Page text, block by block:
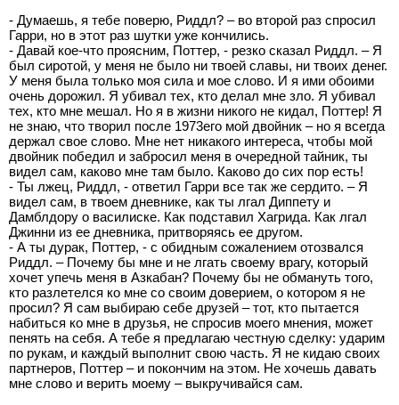
- Думаешь, я тебе поверю, Риддл? – во второй раз спросил
Гарри, но в этот раз шутки уже кончились.
- Давай кое-что проясним, Поттер, - резко сказал Риддл. – Я
был сиротой, у меня не было ни твоей славы, ни твоих денег.
У меня была только моя сила и мое слово. И я ими обоими
очень дорожил. Я убивал тех, кто делал мне зло. Я убивал
тех, кто мне мешал. Но я в жизни никого не кидал, Поттер! Я
не знаю, что творил после 1973его мой двойник – но я всегда
держал свое слово. Мне нет никакого интереса, чтобы мой
двойник победил и забросил меня в очередной тайник, ты
видел сам, каково мне там было. Каково до сих пор есть!
- Ты лжец, Риддл, - ответил Гарри все так же сердито. – Я
видел сам, в твоем дневнике, как ты лгал Диппету и
Дамблдору о василиске. Как подставил Хагрида. Как лгал
Джинни из ее дневника, притворяясь ее другом.
- А ты дурак, Поттер, - с обидным сожалением отозвался
Риддл. – Почему бы мне и не лгать своему врагу, который
хочет упечь меня в Азкабан? Почему бы не обмануть того,
кто разлетелся ко мне со своим доверием, о котором я не
просил? Я сам выбираю себе друзей – тот, кто пытается
набиться ко мне в друзья, не спросив моего мнения, может
пенять на себя. А тебе я предлагаю честную сделку: ударим
по рукам, и каждый выполнит свою часть. Я не кидаю своих
партнеров, Поттер – и покончим на этом. Не хочешь давать
мне слово и верить моему – выкручивайся сам.